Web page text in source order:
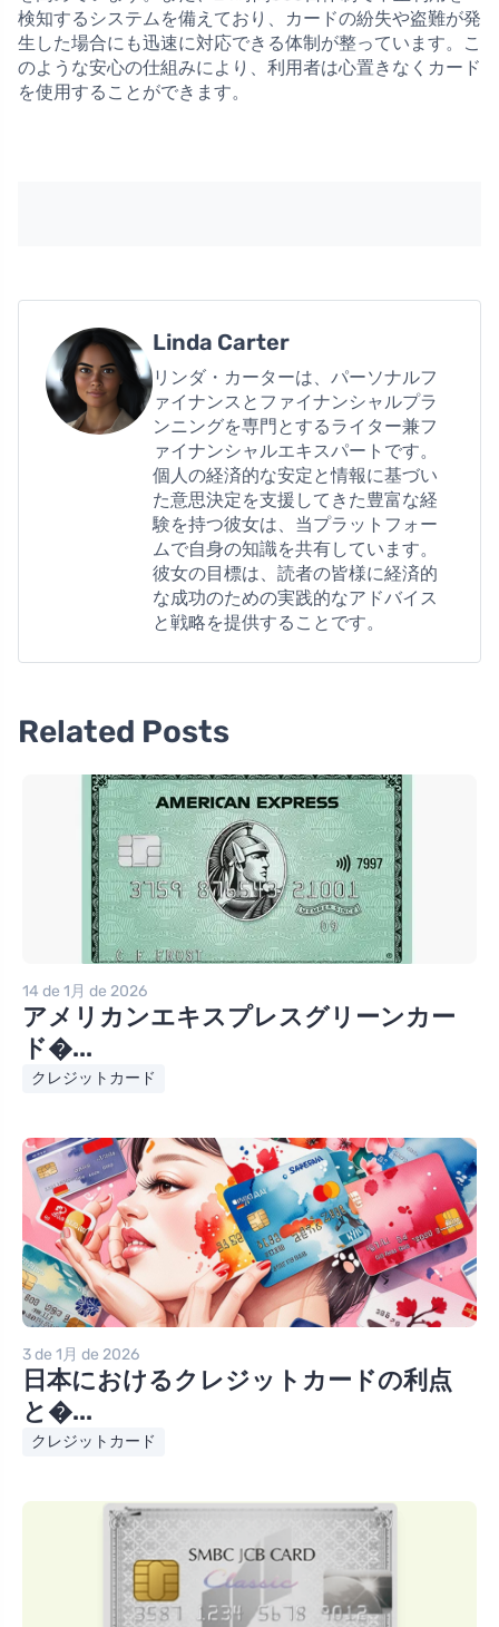
検知するシステムを備えており、カードの紛失や盗難が発
生した場合にも迅速に対応できる体制が整っています。こ
のような安心の仕組みにより、利用者は心置きなくカード
を使用することができます。
Linda Carter
リンダ・カーターは、パーソナルフ
ァイナンスとファイナンシャルプラ
ンニングを専門とするライター兼フ
ァイナンシャルエキスパートです。
個人の経済的な安定と情報に基づい
た意思決定を支援してきた豊富な経
験を持つ彼女は、当プラットフォー
ムで自身の知識を共有しています。
彼女の目標は、読者の皆様に経済的
な成功のための実践的なアドバイス
と戦略を提供することです。
Related Posts
14 de 1月 de 2026
アメリカンエキスプレスグリーンカー
ド�...
クレジットカード
3 de 1月 de 2026
日本におけるクレジットカードの利点
と�...
クレジットカード